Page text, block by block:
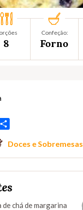
8
Confeção:
Forno
Email
Doces e Sobremesas
de chá de margarina